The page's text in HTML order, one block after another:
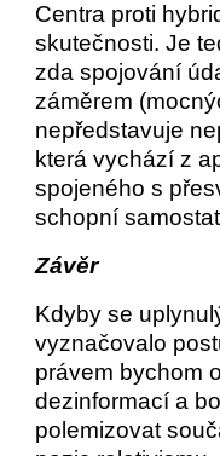
Centra proti
skutečnosti. Je
zda spojování
záměrem
nepředstavuje
která vychází z
spojeného s
schopní
Závěr
Kdyby se
vyznačovalo
právem bychom
dezinformací a
polemizovat